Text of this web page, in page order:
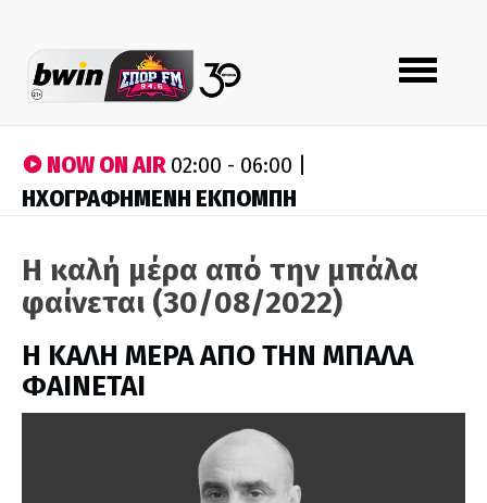
Toggle
navigation
NOW ON AIR02:00 - 06:00 |
ΗΧΟΓΡΑΦΗΜΕΝΗ ΕΚΠΟΜΠΗ
Η καλή μέρα από την μπάλα
φαίνεται (30/08/2022)
H ΚΑΛΗ ΜΕΡΑ ΑΠΟ ΤΗΝ ΜΠΑΛΑ
ΦΑΙΝΕΤΑΙ